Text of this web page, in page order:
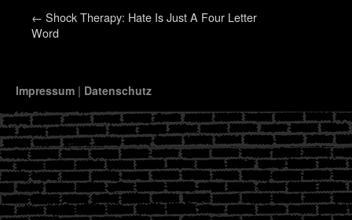
← Shock Therapy: Hate Is Just A Four Letter
Word
Impressum | Datenschutz